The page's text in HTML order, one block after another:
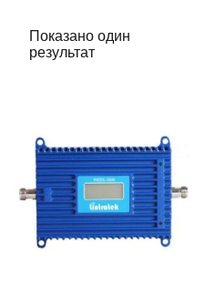
Показано один
результат